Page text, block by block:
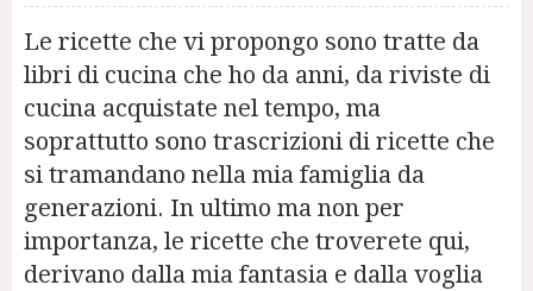
Le ricette che vi propongo sono tratte da
libri di cucina che ho da anni, da riviste di
cucina acquistate nel tempo, ma
soprattutto sono trascrizioni di ricette che
si tramandano nella mia famiglia da
generazioni. In ultimo ma non per
importanza, le ricette che troverete qui,
derivano dalla mia fantasia e dalla voglia